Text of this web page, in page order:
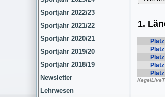
Sportjahr 2022/23
Sportjahr 2021/22
Sportjahr 2020/21
Sportjahr 2019/20
Sportjahr 2018/19
Newsletter
Lehrwesen